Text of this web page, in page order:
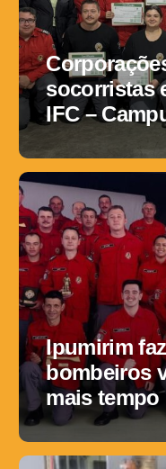
socorristas
IFC –
Ipumirim
bombeiros
mais tempo